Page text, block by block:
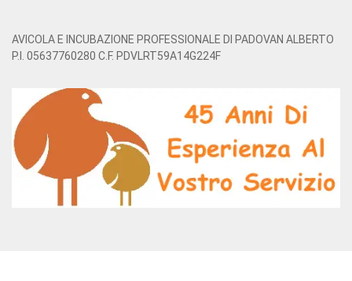
AVICOLA E INCUBAZIONE PROFESSIONALE DI PADOVAN ALBERTO
P.I. 05637760280 C.F. PDVLRT59A14G224F